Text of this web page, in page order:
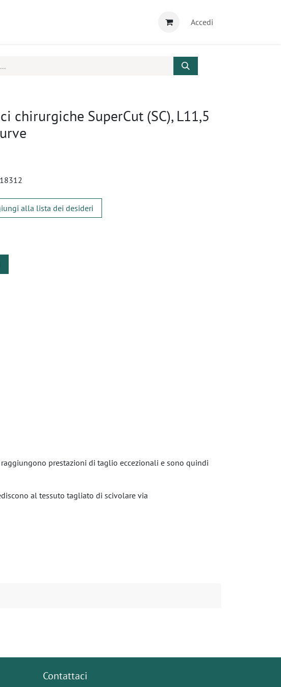
Accedi
chirurgiche SuperCut (SC), L11,5
alla lista dei desideri
prestazioni di taglio eccezionali e sono quindi
al tessuto tagliato di scivolare via
Contattaci